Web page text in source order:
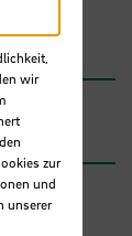
wir
zur
und
unserer